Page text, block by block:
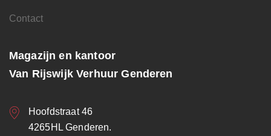
Contact
Magazijn en kantoor
Van Rijswijk Verhuur Genderen
Hoofdstraat 46
4265HL Genderen.